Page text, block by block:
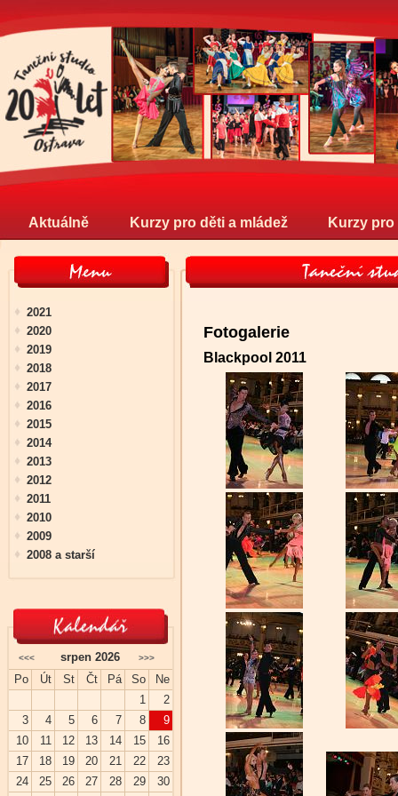
Aktuálně Kurzy pro děti a mládež Kurzy
Fotogalerie
Blackpool 2011
2021
2020
2019
2018
2017
2016
2015
2014
2013
2012
2011
2010
2009
2008 a starší
<<< >>>
srpen 2026
Po
Út St Čt Pá So
Ne
1
2
3
4 5 6 7 8
9
10
11 12 13 14 15
16
17
18 19 20 21 22
23
24
25 26 27 28 29
30